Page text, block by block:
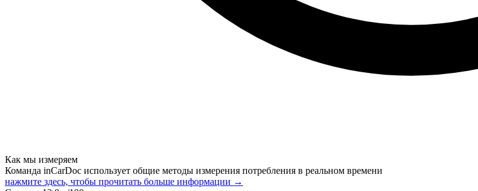
Как мы измеряем
Команда inCarDoc использует общие методы измерения потребления в реальном времени
нажмите здесь, чтобы прочитать больше информации →